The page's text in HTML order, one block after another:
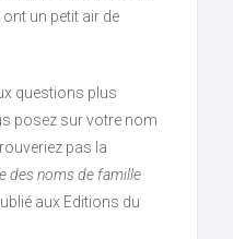
un petit air de
plus
posez sur votre nom
pas la
des noms de famille
aux Editions du